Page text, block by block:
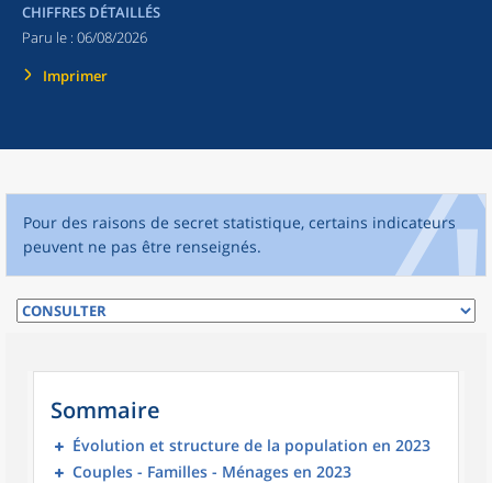
CHIFFRES DÉTAILLÉS
Paru le : 06/08/2026
Imprimer
Pour des raisons de secret statistique, certains indicateurs
peuvent ne pas être renseignés.
Sommaire
Évolution et structure de la population en 2023
Couples - Familles - Ménages en 2023